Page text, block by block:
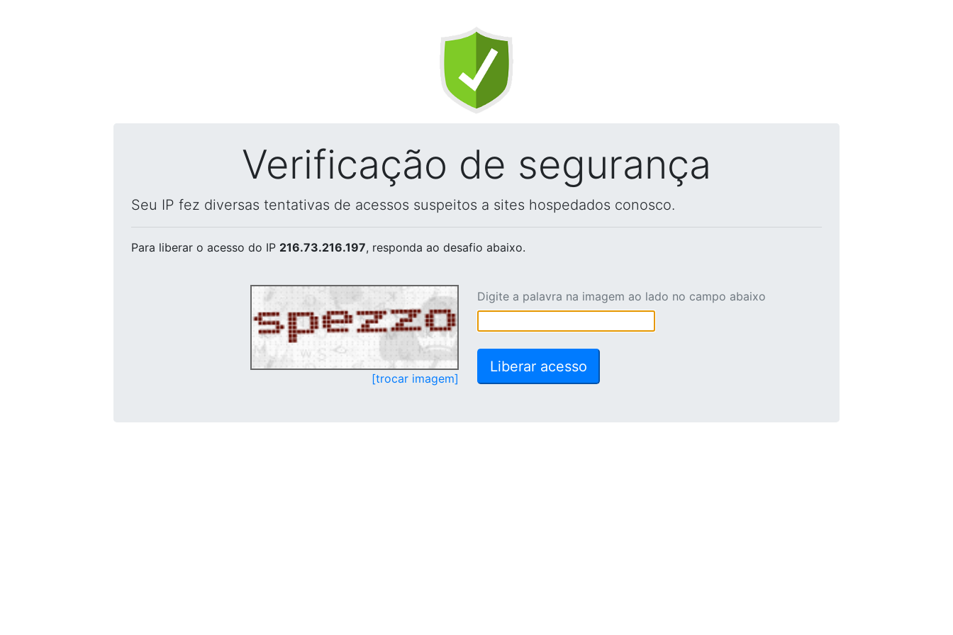
Verificação de segurança
Seu IP fez diversas tentativas de acessos suspeitos a sites hospedados conosco.
Para liberar o acesso do IP 216.73.216.197, responda ao desafio abaixo.
[trocar imagem]
Digite a palavra na imagem ao lado no campo abaixo